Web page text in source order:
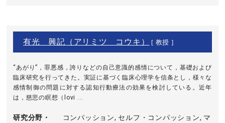
有光 興記（アリミツ コウキ） [ 教授 ]
“あがり”，罪悪感，誇りなどの自己意識的感情について，基礎および
臨床研究を行ってきた。実証に基づく臨床心理学を信条とし，様々な
感情制御の問題に対する認知行動療法の効果を検討している。近年
は，慈悲の瞑想（lovi ...
研究分野・
コンパッション, セルフ・コンパッション, マ